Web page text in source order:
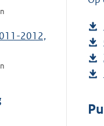
2012,